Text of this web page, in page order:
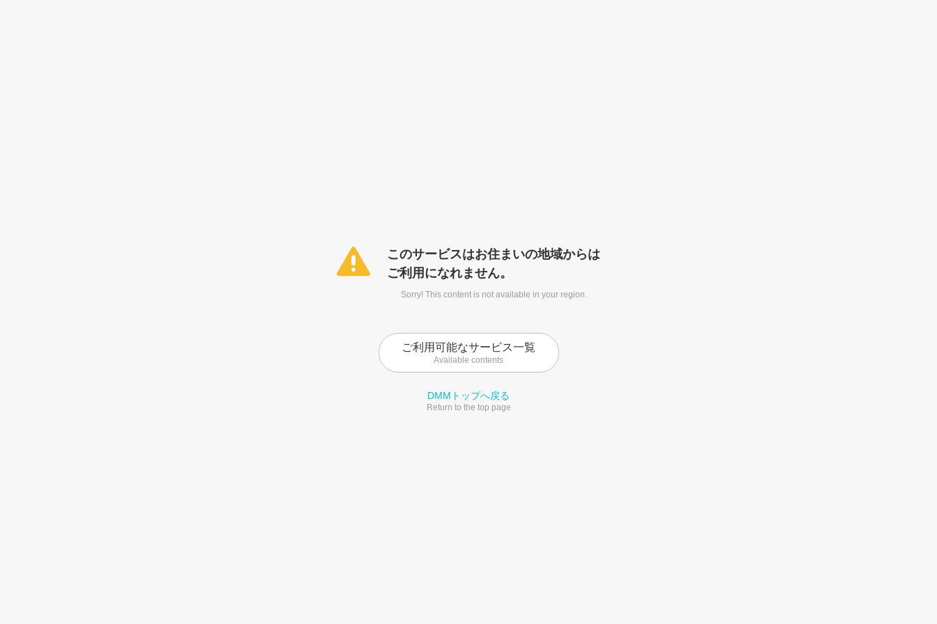
このサービスはお住まいの地域からは
ご利用になれません。
Sorry! This content is not available in your region.
ご利用可能なサービス一覧
Available contents
DMMトップへ戻る
Return to the top page